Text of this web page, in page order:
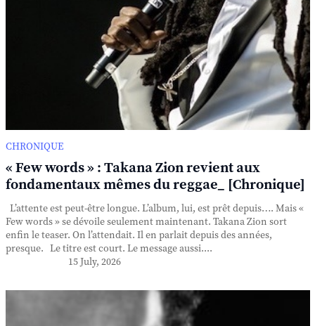
CHRONIQUE
« Few words » : Takana Zion revient aux
fondamentaux mêmes du reggae_ [Chronique]
L’attente est peut-être longue. L’album, lui, est prêt depuis…. Mais «
Few words » se dévoile seulement maintenant. Takana Zion sort
enfin le teaser. On l’attendait. Il en parlait depuis des années,
presque. Le titre est court. Le message aussi....
15 July, 2026